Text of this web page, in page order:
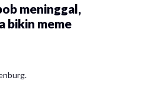
meninggal,
bikin meme